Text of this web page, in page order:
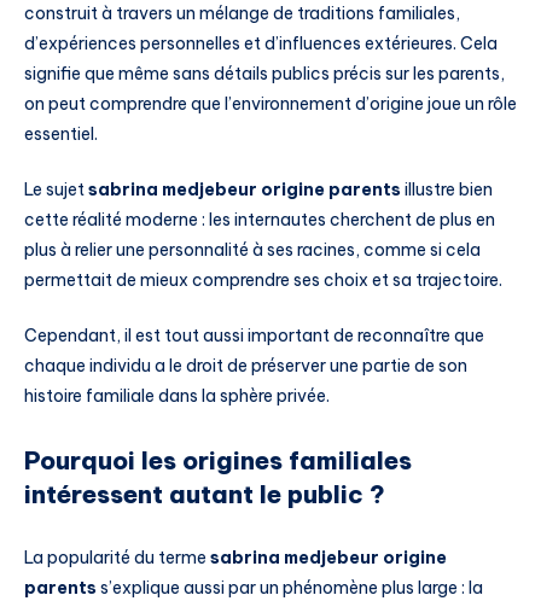
construit à travers un mélange de traditions familiales,
d’expériences personnelles et d’influences extérieures. Cela
signifie que même sans détails publics précis sur les parents,
on peut comprendre que l’environnement d’origine joue un rôle
essentiel.
Le sujetsabrina medjebeur origine parents illustre bien
cette réalité moderne : les internautes cherchent de plus en
plus à relier une personnalité à ses racines, comme si cela
permettait de mieux comprendre ses choix et sa trajectoire.
Cependant, il est tout aussi important de reconnaître que
chaque individu a le droit de préserver une partie de son
histoire familiale dans la sphère privée.
Pourquoi les origines familiales
intéressent autant le public ?
La popularité du terme sabrina medjebeur origine
parents s’explique aussi par un phénomène plus large : la